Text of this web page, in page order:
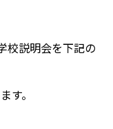
校説明会を下記の
す。